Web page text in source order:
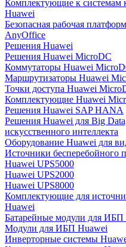
Комплектующие к системам
Huawei
Безопасная рабочая
AnyOffice
Решения Huawei
Решения Huawei MicroDC
Коммутаторы Huawei
Маршрутизаторы Huawei
Точки доступа Huawei
Комплектующие Huawei
Решения Huawei SAP HANA
Решения Huawei для Big
искусственного интеллекта
Оборудование Huawei для
Источники бесперебойного
Huawei UPS5000
Huawei UPS2000
Huawei UPS8000
Комплектующие для
Huawei
Батарейные модули для ИБП
Модули для ИБП Huawei
Инверторные системы